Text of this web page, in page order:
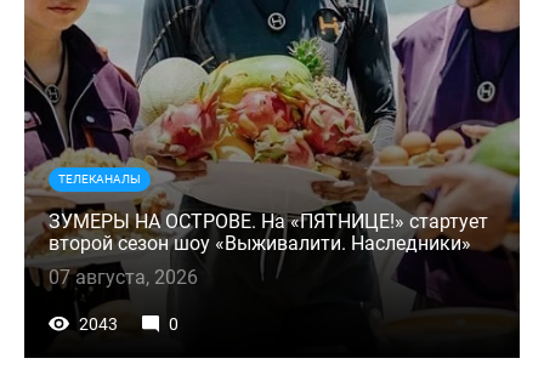
ТЕЛЕКАНАЛЫ
ЗУМЕРЫ НА ОСТРОВЕ. На «ПЯТНИЦЕ!» стартует
второй сезон шоу «Выживалити. Наследники»
07 августа, 2026
2043 0